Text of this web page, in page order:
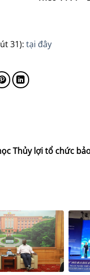
31): tại đây
Thủy lợi tổ chức